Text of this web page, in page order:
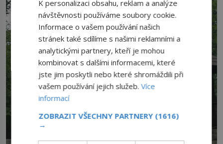
K personalizaci obsahu, reklam a analýze
návštěvnosti používáme soubory cookie.
Informace o vašem používání našich
stránek také sdílíme s našimi reklamními a
analytickými partnery, kteří je mohou
kombinovat s dalšími informacemi, které
jste jim poskytli nebo které shromáždili při
vašem používání jejich služeb.Více
informací
ZOBRAZIT VŠECHNY PARTNERY (1616)
→